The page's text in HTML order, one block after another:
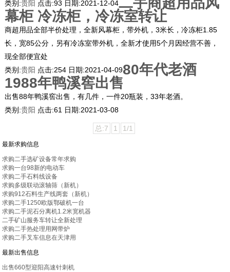
类别:贵阳 点击:93 日期:2021-12-04
幕柜 冷冻柜，冷冻室转让
商超用品全部半价处理，全新风幕柜，带外机，3米长，冷冻柜1.85
长，宽85公分，另有冷冻室带外机，全新才使用5个月因经营不善，
现全部便宜处
类别:贵阳 点击:254 日期:2021-04-0980年代老酒
1988年鸭溪窖出售
出售88年鸭溪窖出售，有几件，一件20瓶装，33年老酒。
类别:贵阳 点击:61 日期:2021-03-08
总:7 1 1/1
最新求购信息
求购二手选矿设备常年求购
求购一台98新的电动车
求购二手石料线设备
求购多级联动滚轴筛（新机）
求购912石料生产线两套（新机）
求购二手1250欧版鄂破机一台
求购二手泥石分离机1.2米宽机器
二手矿山服务车转让全新处理
求购二手热处理用网带炉
求购二手叉车信息在天津用
最新出售信息
出售660型迎阳高速针刺机